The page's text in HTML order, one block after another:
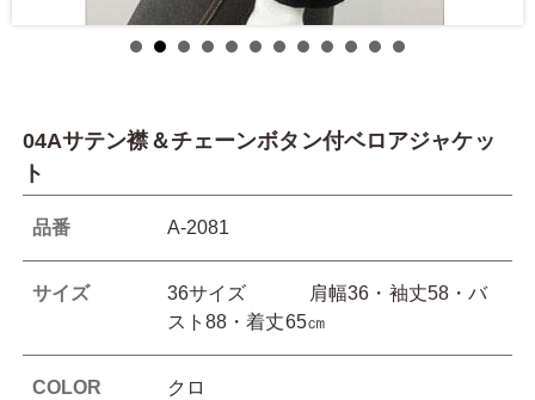
04Aサテン襟＆チェーンボタン付ベロアジャケッ
ト
品番 A-2081
サイズ
36サイズ 肩幅36・袖丈58・バ
スト88・着丈65㎝
COLOR クロ